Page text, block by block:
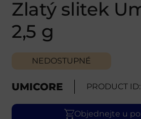
Zlatý slitek
2,5 g
NEDOSTUPNÉ
UMICORE PRODUCT
Objednejte u